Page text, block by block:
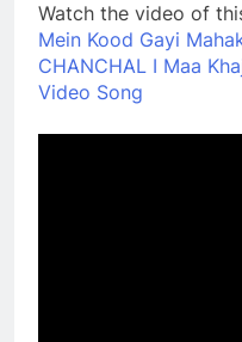
Watch the video of
Mein Kood Gayi
CHANCHAL I Maa
Video Song